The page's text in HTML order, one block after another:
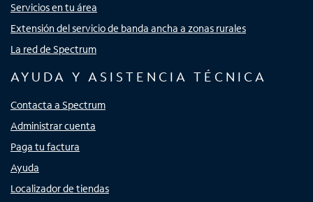
Servicios en tu área
Extensión del servicio de banda ancha a zonas rurales
La red de Spectrum
AYUDA Y ASISTENCIA TÉCNICA
Contacta a Spectrum
Administrar cuenta
Paga tu factura
Ayuda
Localizador de tiendas